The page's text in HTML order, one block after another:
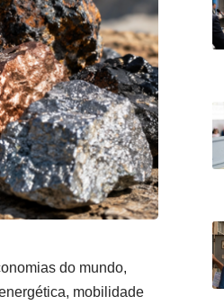
do mundo,
mobilidade